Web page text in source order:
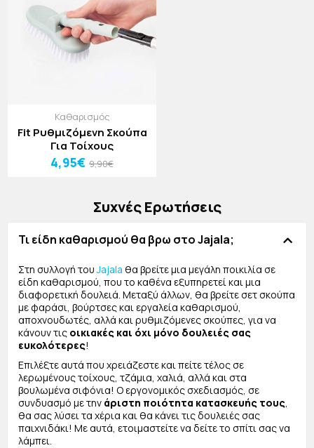
Καθαρισμός
Fit Ρυθμιζόμενη Σκούπα
Για Τοίχους
4,95€ 9,90€
Συχνές Ερωτήσεις
Τι είδη καθαρισμού θα βρω στο Jajala;
Στη συλλογή τουJajala θα βρείτε μια μεγάλη ποικιλία σε
είδη καθαρισμού, που το καθένα εξυπηρετεί και μια
διαφορετική δουλειά. Μεταξύ άλλων, θα βρείτε σετ σκούπα
με φαράσι, βούρτσες και εργαλεία καθαρισμού,
αποχνουδωτές, αλλά και ρυθμιζόμενες σκούπες, για να
κάνουν τις οικιακές και όχι μόνο δουλειές σας
ευκολότερες!
Επιλέξτε αυτά που χρειάζεστε και πείτε τέλος σε
λερωμένους τοίχους, τζάμια, χαλιά, αλλά και στα
βουλωμένα σιφόνια! Ο εργονομικός σχεδιασμός, σε
συνδυασμό με την άριστη ποιότητα κατασκευής τους,
θα σας λύσει τα χέρια και θα κάνει τις δουλειές σας
παιχνιδάκι! Με αυτά, ετοιμαστείτε να δείτε το σπίτι σας να
λάμπει.